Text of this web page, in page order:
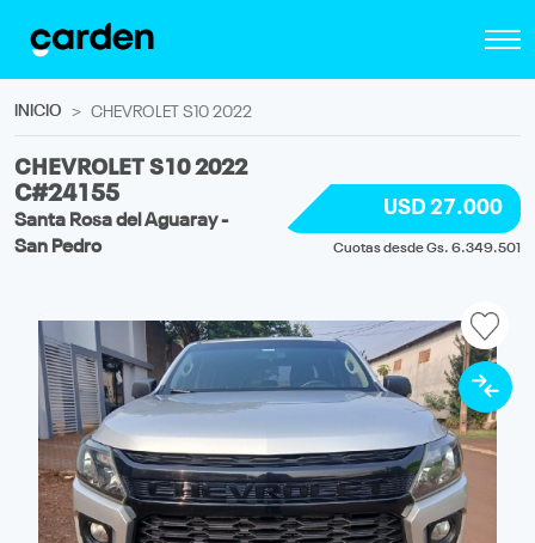
INICIO CHEVROLET S10 2022
CHEVROLET S10 2022
C#24155
Santa Rosa del Aguaray -
San Pedro
USD 27.000
Cuotas desde Gs. 6.349.501